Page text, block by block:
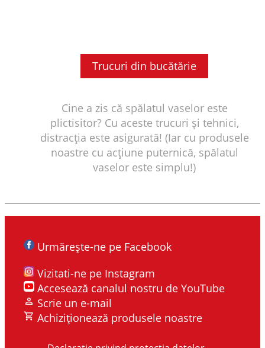
Trucuri din bucătărie
Cine a zis că spălatul vaselor este
plictisitor? Cu aceste trucuri și tehnici,
distracția este asigurată! (Iar cu produsele
noastre cu acțiune puternică, spălatul
vaselor este simplu!)
Urmărește-ne pe Facebook
Vizitati-ne pe Instagram
Accesează canalul nostru de YouTube
Scrie un e-mail
Achiziționează produsele noastre